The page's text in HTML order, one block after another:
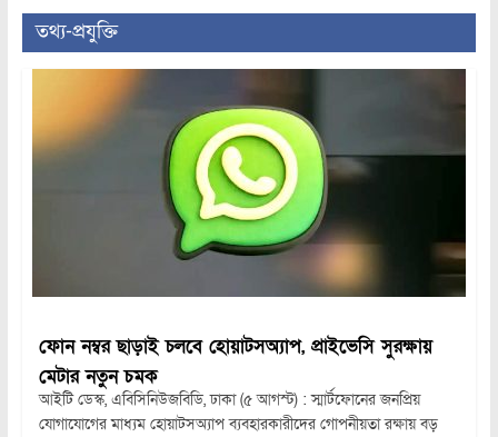
তথ্য-প্রযুক্তি
ফোন নম্বর ছাড়াই চলবে হোয়াটসঅ্যাপ, প্রাইভেসি সুরক্ষায়
মেটার নতুন চমক
আইটি ডেস্ক, এবিসিনিউজবিডি, ঢাকা (৫ আগস্ট) : স্মার্টফোনের জনপ্রিয়
যোগাযোগের মাধ্যম হোয়াটসঅ্যাপ ব্যবহারকারীদের গোপনীয়তা রক্ষায় বড়